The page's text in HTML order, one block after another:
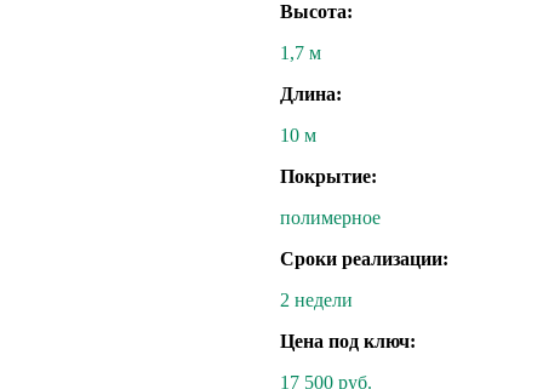
Высота:
1,7 м
Длина:
10 м
Покрытие:
полимерное
Сроки реализации:
2 недели
Цена под ключ:
17 500 руб.